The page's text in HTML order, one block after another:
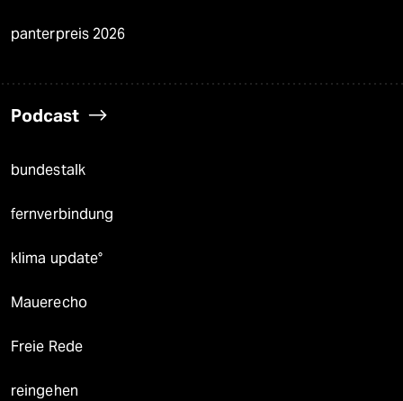
panterpreis 2026
Podcast
bundestalk
fernverbindung
klima update°
Mauerecho
Freie Rede
reingehen